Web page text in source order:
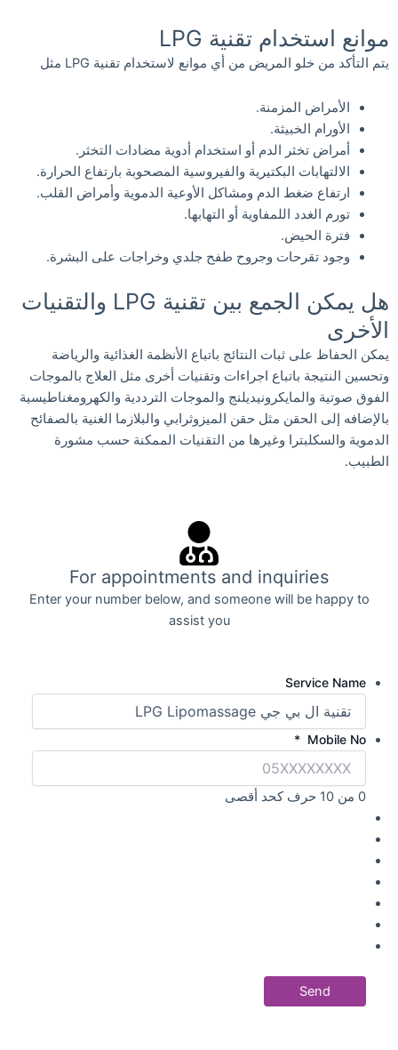
موانع استخدام تقنية LPG
يتم التأكد من خلو المريض من أي موانع لاستخدام تقنية LPG مثل
الأمراض المزمنة.
الأورام الخبيثة.
أمراض تخثر الدم أو استخدام أدوية مضادات التخثر.
الالتهابات البكتيرية والفيروسية المصحوبة بارتفاع الحرارة.
ارتفاع ضغط الدم ومشاكل الأوعية الدموية وأمراض القلب.
تورم الغدد اللمفاوية أو التهابها.
فترة الحيض.
وجود تقرحات وجروح طفح جلدي وخراجات على البشرة.
هل يمكن الجمع بين تقنية LPG والتقنيات
الأخرى
يمكن الحفاظ على ثبات النتائج باتباع الأنظمة الغذائية والرياضة
وتحسين النتيجة باتباع اجراءات وتقنيات أخرى مثل العلاج بالموجات
الفوق صوتية والمايكرونيديلنج والموجات الترددية والكهرومغناطيسية
بالإضافه إلى الحقن مثل حقن الميزوثرابي والبلازما الغنية بالصفائح
الدموية والسكلبترا وغيرها من التقنيات الممكنة حسب مشورة
الطبيب.
For appointments and inquiries
Enter your number below, and someone will be happy to
assist you
Service Name
Mobile No
*
0 من 10 حرف كحد أقصى